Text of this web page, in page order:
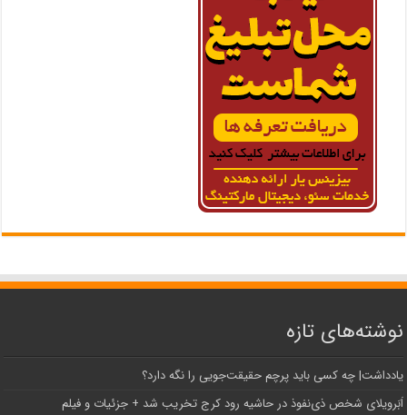
نوشته‌های تازه
یادداشت| ‌چه کسی باید پرچم حقیقت‌جویی را نگه دارد؟
اَبَر‌ویلای شخص ذی‌نفوذ در حاشیه‌ رود کرج تخریب شد + جزئیات و فیلم